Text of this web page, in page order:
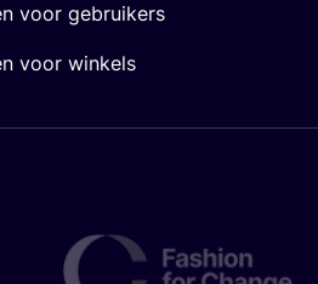
voor gebruikers
voor winkels